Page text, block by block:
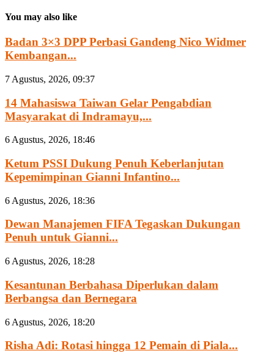
You may also like
Badan 3×3 DPP Perbasi Gandeng Nico Widmer
Kembangan...
7 Agustus, 2026, 09:37
14 Mahasiswa Taiwan Gelar Pengabdian
Masyarakat di Indramayu,...
6 Agustus, 2026, 18:46
Ketum PSSI Dukung Penuh Keberlanjutan
Kepemimpinan Gianni Infantino...
6 Agustus, 2026, 18:36
Dewan Manajemen FIFA Tegaskan Dukungan
Penuh untuk Gianni...
6 Agustus, 2026, 18:28
Kesantunan Berbahasa Diperlukan dalam
Berbangsa dan Bernegara
6 Agustus, 2026, 18:20
Risha Adi: Rotasi hingga 12 Pemain di Piala...